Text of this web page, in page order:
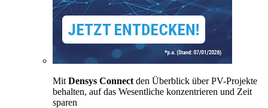
Mit Densys Connect den Überblick über PV-Projekte
behalten, auf das Wesentliche konzentrieren und Zeit
sparen